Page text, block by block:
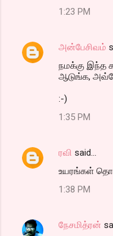
1:23 PM
அன்பேசிவம்
நமக்கு இந்த
ஆடுங்க,
:-)
1:35 PM
ரவி said…
உயரங்கள்
1:38 PM
நேசமித்ரன்